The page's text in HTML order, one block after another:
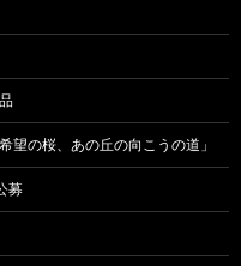
望の桜、あの丘の向こうの道」
募